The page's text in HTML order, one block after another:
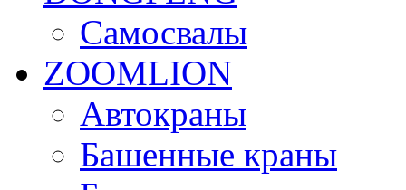
Самосвалы
ZOOMLION
Автокраны
Башенные краны